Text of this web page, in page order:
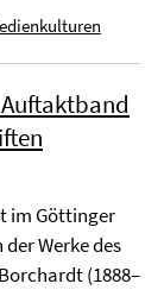
im Göttinger
Werke des
(1888–